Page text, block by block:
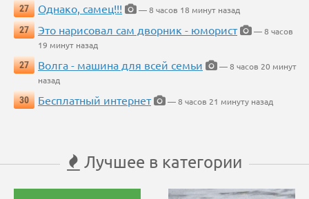
27
Однако, самец!!!
— 8 часов 18 минут назад
27
Это нарисовал сам дворник - юморист
— 8 часов
19 минут назад
27
Волга - машина для всей семьи
— 8 часов 20 минут
назад
30
Бесплатный интернет — 8 часов 21 минуту назад
Лучшее в категории